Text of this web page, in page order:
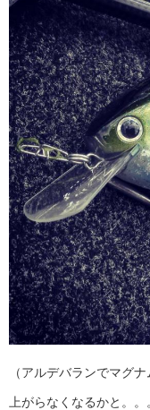
（アルデバランでマグ
上がらなくなるかと。。